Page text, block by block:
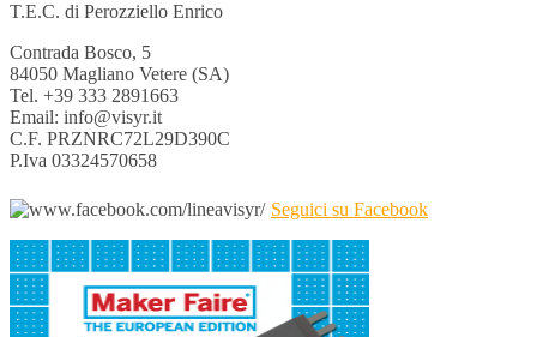
T.E.C. di Perozziello Enrico
Contrada Bosco, 5
84050 Magliano Vetere (SA)
Tel. +39 333 2891663
Email: info@visyr.it
C.F. PRZNRC72L29D390C
P.Iva 03324570658
Seguici su Facebook